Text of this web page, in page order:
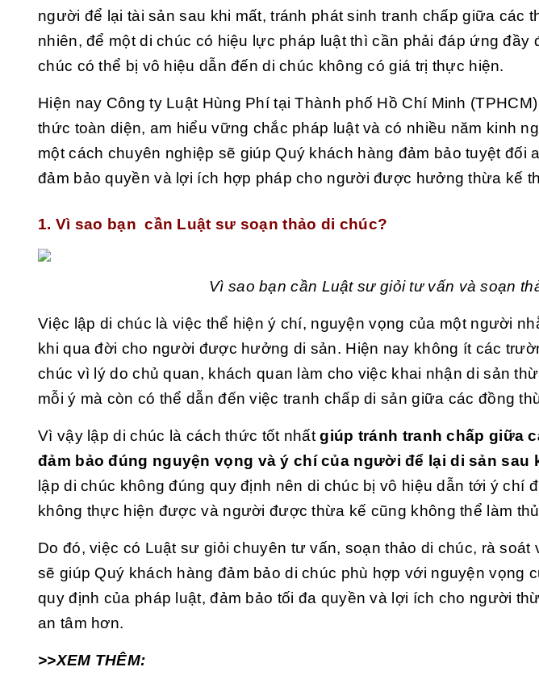
người để lại tài sản sau khi mất, tránh phát sinh tranh chấp giữa các
nhiên, để một di chúc có hiệu lực pháp luật thì cần phải đáp ứng đầy
chúc có thể bị vô hiệu dẫn đến di chúc không có giá trị thực hiện.
Hiện nay Công ty Luật Hùng Phí tại Thành phố Hồ Chí Minh
thức toàn diện, am hiểu vững chắc pháp luật và có nhiều năm kinh
một cách chuyên nghiệp sẽ giúp Quý khách hàng đảm bảo tuyệt đối
đảm bảo quyền và lợi ích hợp pháp cho người được hưởng thừa kế
1. Vì sao bạn cần Luật sư soạn thảo di chúc?
Vì sao bạn cần Luật sư giỏi tư vấn và soạn
Việc lập di chúc là việc thể hiện ý chí, nguyện vọng của một người
khi qua đời cho người được hưởng di sản. Hiện nay không ít các
chúc vì lý do chủ quan, khách quan làm cho việc khai nhận di sản
mỗi ý mà còn có thể dẫn đến việc tranh chấp di sản giữa các đồng
Vì vậy lập di chúc là cách thức tốt nhấtgiúp tránh tranh chấp giữa
đảm bảo đúng nguyện vọng và ý chí của người để lại di sản sau
lập di chúc không đúng quy định nên di chúc bị vô hiệu dẫn tới ý chí
không thực hiện được và người được thừa kế cũng không thể làm
Do đó, việc có Luật sư giỏi chuyên tư vấn, soạn thảo di chúc, rà soát
sẽ giúp Quý khách hàng đảm bảo di chúc phù hợp với nguyện vọng
quy định của pháp luật, đảm bảo tối đa quyền và lợi ích cho người
an tâm hơn.
>>XEM THÊM: